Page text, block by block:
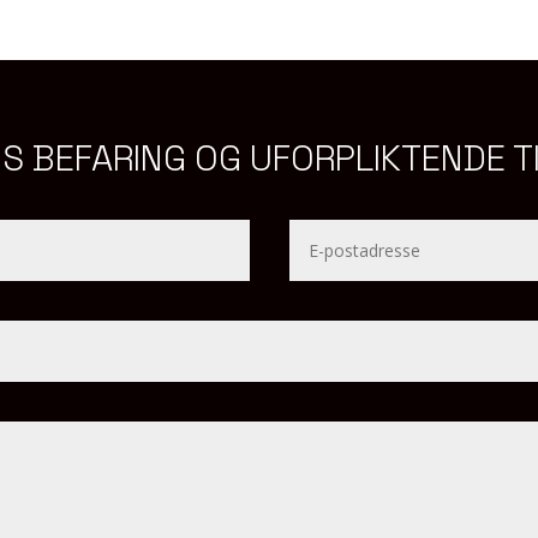
BEFARING OG UFORPLIKTENDE